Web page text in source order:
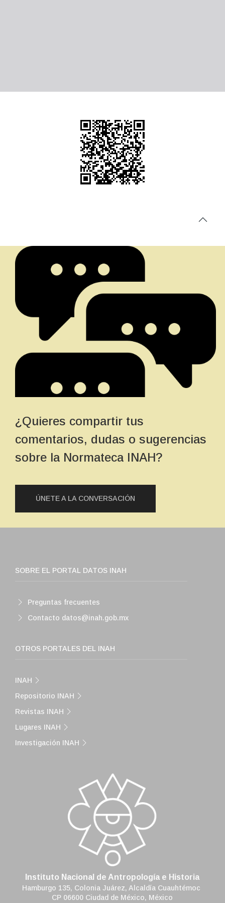
¿Quieres compartir tus
comentarios, dudas o sugerencias
sobre la Normateca INAH?
ÚNETE A LA CONVERSACIÓN
Instituto Nacional de Antropología e Historia
Hamburgo 135, Colonia Juárez, Alcaldía Cuauhtémoc
CP 06600 Ciudad de México, México
SOBRE EL PORTAL DATOS INAH
Preguntas frecuentes
Contacto datos@inah.gob.mx
OTROS PORTALES DEL INAH
INAH
Repositorio INAH
Revistas INAH
Lugares INAH
Investigación INAH